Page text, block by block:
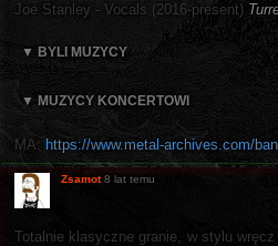
Joe Stanley - Vocals (2016-present)
▼ BYLI MUZYCY
▼ MUZYCY KONCERTOWI
MA: https://www.metal-archives.com/
Zsamot 8 lat temu
Totalnie klasyczne granie, w stylu wręcz